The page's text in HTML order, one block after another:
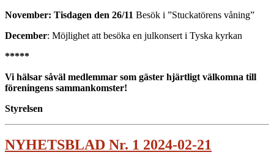
November: Tisdagen den 26/11 Besök i ”Stuckatörens våning”
December: Möjlighet att besöka en julkonsert i Tyska kyrkan
*****
Vi hälsar såväl medlemmar som gäster hjärtligt välkomna till
föreningens sammankomster!
Styrelsen
NYHETSBLAD Nr. 1 2024-02-21